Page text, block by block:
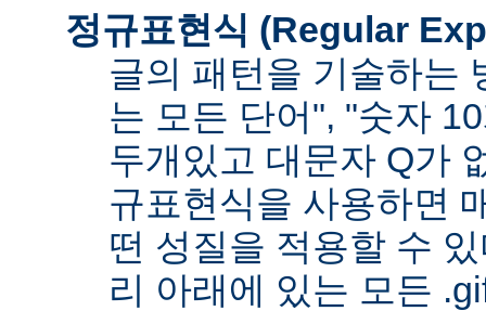
정규표현식 (Regular
글의 패턴을 기술하는
는 모든 단어", "숫자
두개있고 대문자 Q가
규표현식을 사용하면
떤 성질을 적용할 수
리 아래에 있는 모든